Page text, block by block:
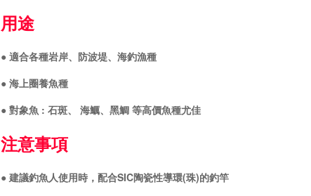
用途
● 適合各種岩岸、防波堤、海釣漁種
● 海上圈養魚種
● 對象魚 : 石斑、 海鱱、黑鯛 等高價魚種尤佳
注意事項
● 建議釣魚人使用時，配合SIC陶瓷性導環(珠)的釣竿